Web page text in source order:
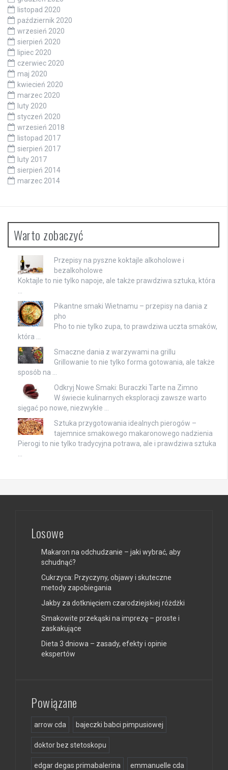
listopad 2020
październik 2020
wrzesień 2020
sierpień 2020
lipiec 2020
czerwiec 2020
maj 2020
kwiecień 2020
marzec 2020
luty 2020
styczeń 2020
wrzesień 2018
listopad 2017
sierpień 2017
luty 2017
sierpień 2014
marzec 2014
Warto zobaczyć
Przepisy na pyszne koktajle alkoholowe i
bezalkoholowe
Koktajle to nie tylko napoje, ale także prawdziwa sztuka, która
Pikantne smaki Wietnamu – przepisy na dania z
pho
Pho to nie tylko zupa, to prawdziwa uczta smaków,
która …
Smaczne dania z warzywami na grillu
Grillowanie to nie tylko forma gotowania, ale także
sposób na …
Odkryj Nowe Smaki: Buraczki Tarte na Zimno
W świecie kulinarnych eksploracji zawsze warto
sięgać po nowe, niezwykłe …
Sztuka przygotowania idealnych pierogów –
tajemnice smakowego makaronowego nadzienia
Pierogi to nie tylko tradycyjna potrawa, ale i prawdziwa sztuka
Losowe
Makaron na odchudzanie – jaki wybrać, aby
schudnąć?
Cukrzyca: Przyczyny, objawy i skuteczne
metody zapobiegania
Jakby za dotknięciem czarodziejskiej różdżki
Smakowite przekąski na imprezę – proste i
zaskakujące
Dieta 3 dniowa – zasady, efekty i opinie
ekspertów
Powiązane
arrow cda bajeczki babci pimpusiowej
doktor bez stetoskopu
edgar degas primabalerina emmanuelle cda